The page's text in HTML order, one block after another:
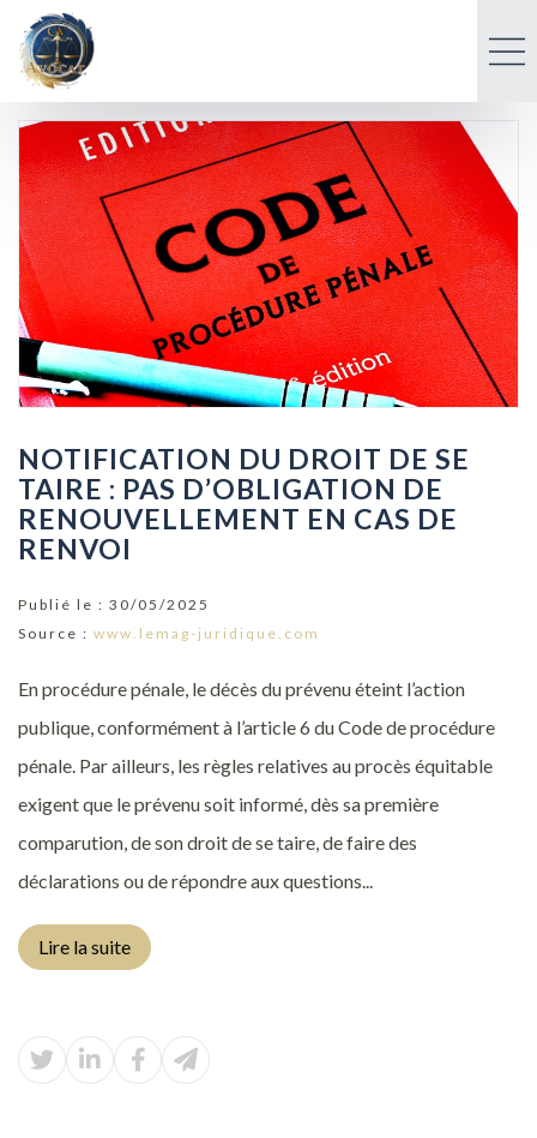
NOTIFICATION DU DROIT DE SE
TAIRE : PAS D’OBLIGATION DE
RENOUVELLEMENT EN CAS DE
RENVOI
Publié le : 30/05/2025
Source : www.lemag-juridique.com
En procédure pénale, le décès du prévenu éteint l’action
publique, conformément à l’article 6 du Code de procédure
pénale. Par ailleurs, les règles relatives au procès équitable
exigent que le prévenu soit informé, dès sa première
comparution, de son droit de se taire, de faire des
déclarations ou de répondre aux questions...
Lire la suite